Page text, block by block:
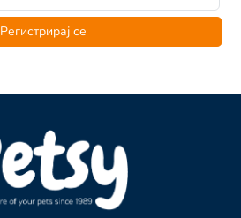
Регистрирај се